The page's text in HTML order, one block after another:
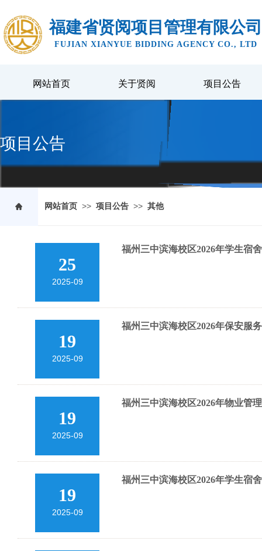
福建省贤阅项目管理有限公司
FUJIAN XIANYUE BIDDING AGENCY CO., LTD
网站首页 关于贤阅 项目公告
项目公告
网站首页 >> 项目公告 >> 其他
25
2025-09
福州三中滨海校区2026年学生宿
19
2025-09
福州三中滨海校区2026年保安服
19
2025-09
福州三中滨海校区2026年物业管
19
2025-09
福州三中滨海校区2026年学生宿